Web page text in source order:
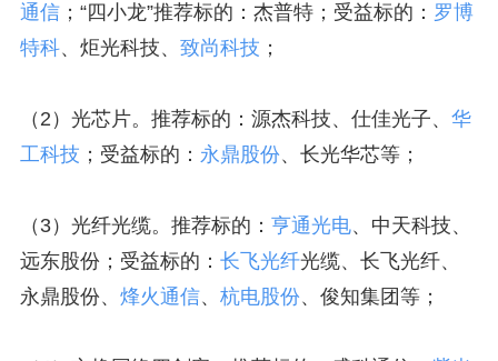
通信；“四小龙”推荐标的：杰普特；受益标的： 罗博
特科、炬光科技、 致尚科技 ；
（2）光芯片。推荐标的：源杰科技、仕佳光子、 华
工科技 ；受益标的： 永鼎股份、长光华芯等；
（3）光纤光缆。推荐标的： 亨通光电、中天科技、
远东股份；受益标的： 长飞光纤光缆、长飞光纤、
永鼎股份、 烽火通信、 杭电股份、俊知集团等；